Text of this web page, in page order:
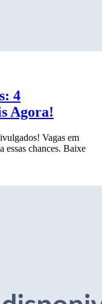
4
Agora!
Vagas em
essas chances. Baixe